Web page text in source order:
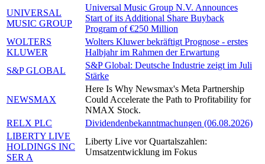
UNIVERSAL
MUSIC GROUP
Universal Music Group N.V. Announces
Start of its Additional Share Buyback
Program of €250 Million
WOLTERS
KLUWER
Wolters Kluwer bekräftigt Prognose - erstes
Halbjahr im Rahmen der Erwartung
S&P GLOBAL
S&P Global: Deutsche Industrie zeigt im Juli
Stärke
NEWSMAX
Here Is Why Newsmax's Meta Partnership
Could Accelerate the Path to Profitability for
NMAX Stock.
RELX PLC
Dividendenbekanntmachungen (06.08.2026)
LIBERTY LIVE
HOLDINGS INC
SER A
Liberty Live vor Quartalszahlen:
Umsatzentwicklung im Fokus